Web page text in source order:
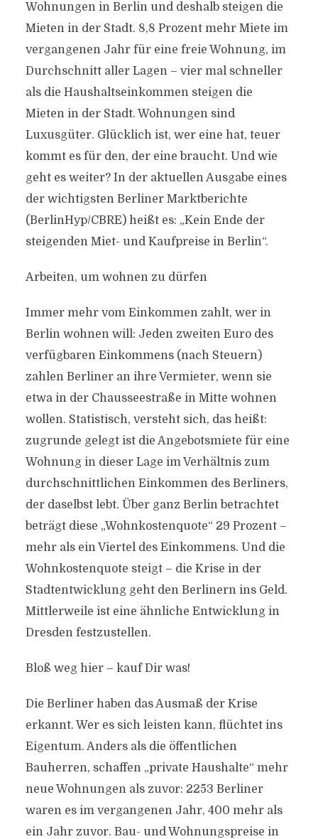
Wohnungen in Berlin und deshalb steigen die
Mieten in der Stadt. 8,8 Prozent mehr Miete im
vergangenen Jahr für eine freie Wohnung, im
Durchschnitt aller Lagen – vier mal schneller
als die Haushaltseinkommen steigen die
Mieten in der Stadt. Wohnungen sind
Luxusgüter. Glücklich ist, wer eine hat, teuer
kommt es für den, der eine braucht. Und wie
geht es weiter? In der aktuellen Ausgabe eines
der wichtigsten Berliner Marktberichte
(BerlinHyp/CBRE) heißt es: „Kein Ende der
steigenden Miet- und Kaufpreise in Berlin“.
Arbeiten, um wohnen zu dürfen
Immer mehr vom Einkommen zahlt, wer in
Berlin wohnen will: Jeden zweiten Euro des
verfügbaren Einkommens (nach Steuern)
zahlen Berliner an ihre Vermieter, wenn sie
etwa in der Chausseestraße in Mitte wohnen
wollen. Statistisch, versteht sich, das heißt:
zugrunde gelegt ist die Angebotsmiete für eine
Wohnung in dieser Lage im Verhältnis zum
durchschnittlichen Einkommen des Berliners,
der daselbst lebt. Über ganz Berlin betrachtet
beträgt diese „Wohnkostenquote“ 29 Prozent –
mehr als ein Viertel des Einkommens. Und die
Wohnkostenquote steigt – die Krise in der
Stadtentwicklung geht den Berlinern ins Geld.
Mittlerweile ist eine ähnliche Entwicklung in
Dresden festzustellen.
Bloß weg hier – kauf Dir was!
Die Berliner haben das Ausmaß der Krise
erkannt. Wer es sich leisten kann, flüchtet ins
Eigentum. Anders als die öffentlichen
Bauherren, schaffen „private Haushalte“ mehr
neue Wohnungen als zuvor: 2253 Berliner
waren es im vergangenen Jahr, 400 mehr als
ein Jahr zuvor. Bau- und Wohnungspreise in